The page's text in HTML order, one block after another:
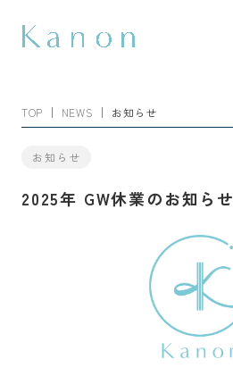
TOP NEWS お知らせ
お知らせ
2025年 GW休業のお知らせ